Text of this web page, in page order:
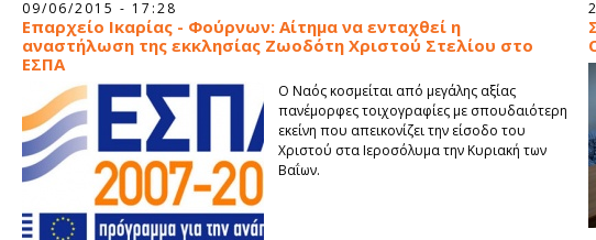
09/06/2015 - 17:28
Επαρχείο Ικαρίας - Φούρνων: Αίτημα να ενταχθεί η
αναστήλωση της εκκλησίας Ζωοδότη Χριστού Στελίου στο
ΕΣΠΑ
Ο Ναός κοσμείται από μεγάλης αξίας
πανέμορφες τοιχογραφίες με σπουδαιότερη
εκείνη που απεικονίζει την είσοδο του
Χριστού στα Ιεροσόλυμα την Κυριακή των
Βαΐων.